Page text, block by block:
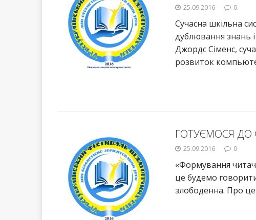
25.09.2016 0
Сучасна шкільна
дублювання знань
Джордс Сіменс,
розвиток
ГОТУЄМОСЯ
25.09.2016 0
«Формування
це будемо
злободенна. Про